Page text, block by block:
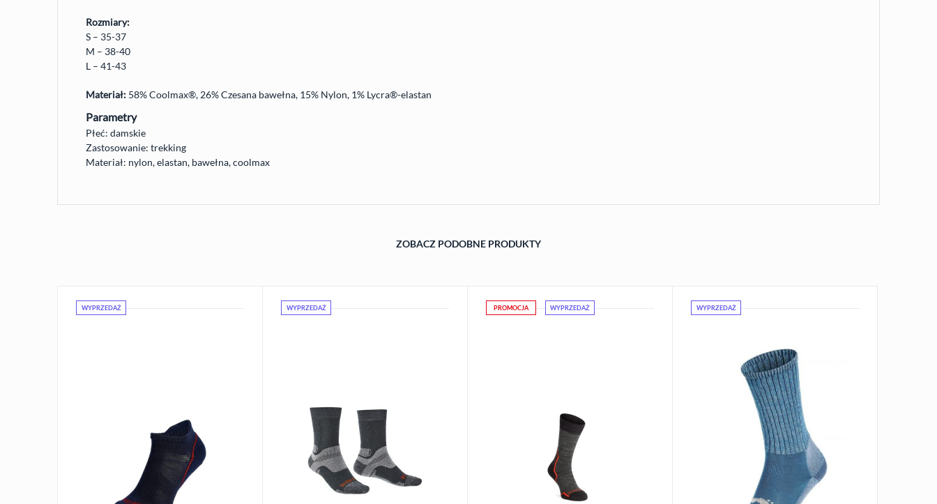
Rozmiary:
S – 35-37
M – 38-40
L – 41-43
Materiał: 58% Coolmax®, 26% Czesana bawełna, 15% Nylon, 1% Lycra®-elastan
Parametry
Płeć: damskie
Zastosowanie: trekking
Materiał: nylon, elastan, bawełna, coolmax
ZOBACZ PODOBNE PRODUKTY
WYPRZEDAŻ WYPRZEDAŻ PROMOCJA WYPRZEDAŻ WYPRZEDAŻ